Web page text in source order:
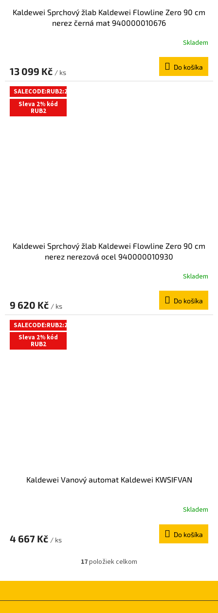
Kaldewei Sprchový žlab Kaldewei Flowline Zero 90 cm
nerez černá mat 940000010676
Skladem
13 099 Kč / ks
Do košíka
SALECODE:RUB2:2:%
Sleva 2% kód
RUB2
Kaldewei Sprchový žlab Kaldewei Flowline Zero 90 cm
nerez nerezová ocel 940000010930
Skladem
9 620 Kč / ks
Do košíka
SALECODE:RUB2:2:%
Sleva 2% kód
RUB2
Kaldewei Vanový automat Kaldewei KWSIFVAN
Skladem
4 667 Kč / ks
Do košíka
O
l
d
17položiek celkom